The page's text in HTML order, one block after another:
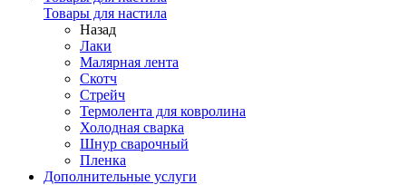
Товары для настила
Назад
Лаки
Малярная лента
Скотч
Стрейч
Термолента для ковролина
Холодная сварка
Шнур сварочный
Пленка
Дополнительные услуги